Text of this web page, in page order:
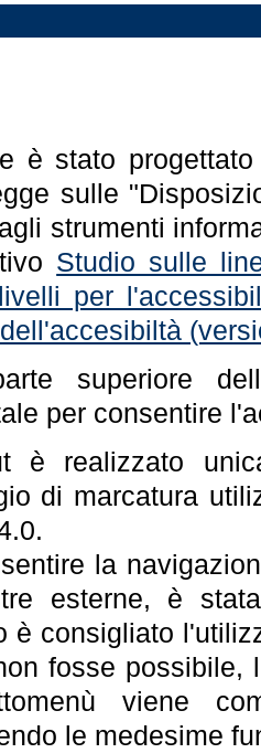
è stato
sulle
strumenti
Studio sulle
per
superiore
per consentire
è realizzato
di marcatura
la
esterne, è
è consigliato
fosse possibile,
viene
le medesime